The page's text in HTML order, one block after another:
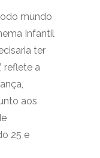
mundo
Infantil
ter
reflete a
aos
25 e